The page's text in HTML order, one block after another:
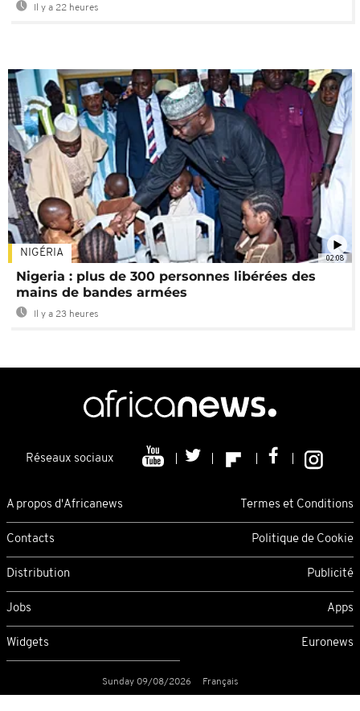
Il y a 22 heures
02:08
NIGÉRIA
Nigeria : plus de 300 personnes libérées des
mains de bandes armées
Il y a 23 heures
Réseaux sociaux
A propos d'Africanews Termes et Conditions
Contacts Politique de Cookie
Distribution Publicité
Jobs Apps
Widgets Euronews
Sunday 09/08/2026